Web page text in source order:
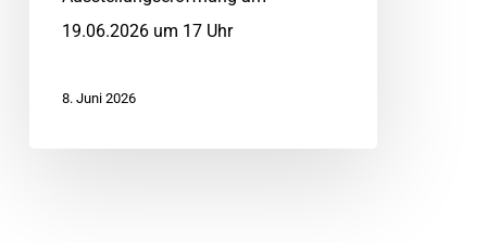
19.06.2026 um 17 Uhr
8. Juni 2026